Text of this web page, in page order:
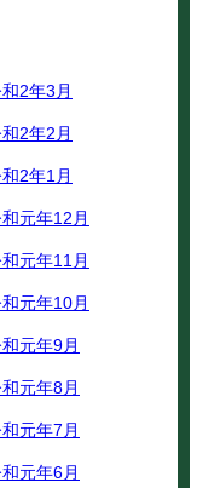
2年3月
2年2月
2年1月
元年12月
元年11月
元年10月
元年9月
元年8月
元年7月
元年6月